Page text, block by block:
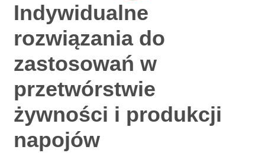
Indywidualne
rozwiązania do
zastosowań w
przetwórstwie
żywności i produkcji
napojów